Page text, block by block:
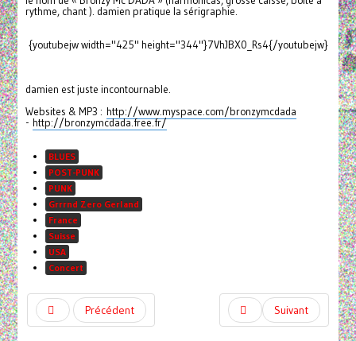
rythme, chant ). damien pratique la sérigraphie.
{youtubejw width="425" height="344"}7VhJBX0_Rs4{/youtubejw}
damien est juste incontournable.
Websites & MP3 : http://www.myspace.com/bronzymcdada
- http://bronzymcdada.free.fr/
BLUES
POST-PUNK
PUNK
Grrrnd Zero Gerland
France
Suisse
USA
Concert
Précédent Suivant